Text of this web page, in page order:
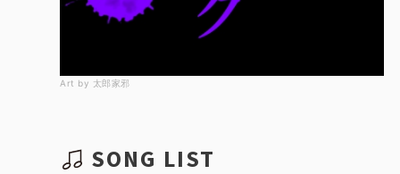
Art by 太郎家邪
SONG LIST